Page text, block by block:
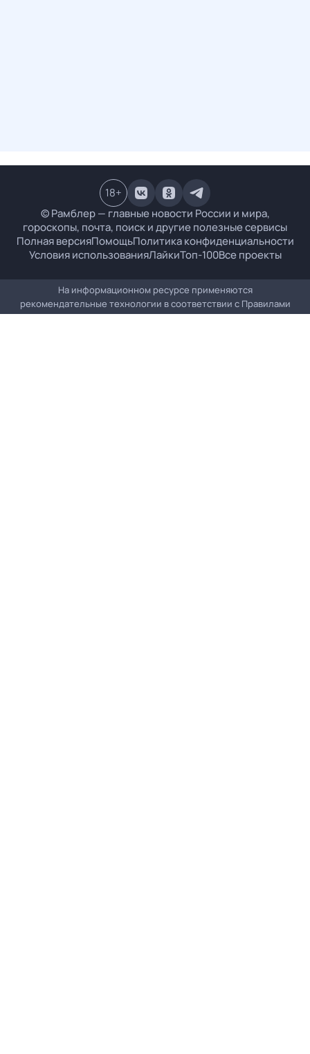
© Рамблер — главные новости России и мира,
гороскопы, почта, поиск и другие полезные сервисы
Полная версияПомощьПолитика конфиденциальности
Условия использованияЛайкиТоп-100Все проекты
18+
На информационном ресурсе применяются
рекомендательные технологии в соответствии с Правилами